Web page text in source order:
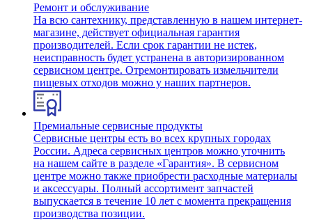
Ремонт и обслуживание
На всю сантехнику, представленную в нашем интернет-
магазине, действует официальная гарантия
производителей. Если срок гарантии не истек,
неисправность будет устранена в авторизированном
сервисном центре. Отремонтировать измельчители
пищевых отходов можно у наших партнеров.
Премиальные сервисные продукты
Сервисные центры есть во всех крупных городах
России. Адреса сервисных центров можно уточнить
на нашем сайте в разделе «Гарантия». В сервисном
центре можно также приобрести расходные материалы
и аксессуары. Полный ассортимент запчастей
выпускается в течение 10 лет с момента прекращения
производства позиции.